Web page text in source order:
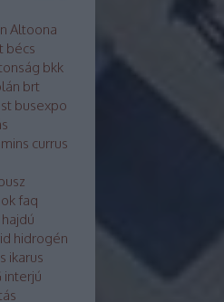
Altoona
bécs
bkk
brt
busexpo
currus
faq
hajdú
hidrogén
ikarus
interjú